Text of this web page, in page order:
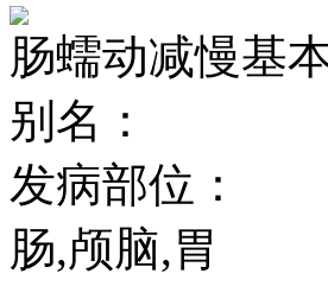
肠蠕动减慢基
别名：
发病部位：
肠,颅脑,胃